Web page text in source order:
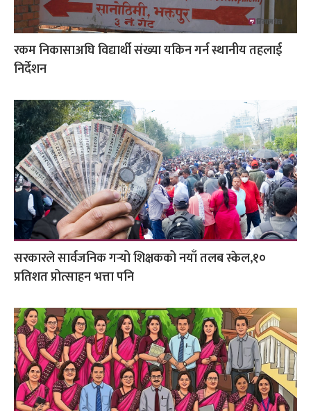
रकम निकासाअघि विद्यार्थी संख्या यकिन गर्न स्थानीय तहलाई
निर्देशन
सरकारले सार्वजनिक गर्‍यो शिक्षकको नयाँ तलब स्केल,१०
प्रतिशत प्रोत्साहन भत्ता पनि